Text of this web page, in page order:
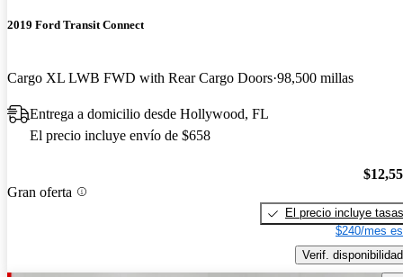
2019 Ford Transit Connect
Cargo XL LWB FWD with Rear Cargo Doors 98,500 millas
Entrega a domicilio desde Hollywood, FL
El precio incluye envío de $658
Gran oferta
El precio incluye tasas
$240/mes
Verif. disponibilidad